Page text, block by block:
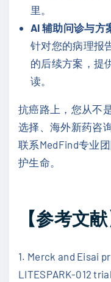
里。
AI 辅助问诊与方
针对您的病理报
的后续方案，提
读。
抗癌路上，您从不
选择、海外新药咨
联系MedFind专业
护生命。
【参考文献
1. Merck and Eisai
LITESPARK-012